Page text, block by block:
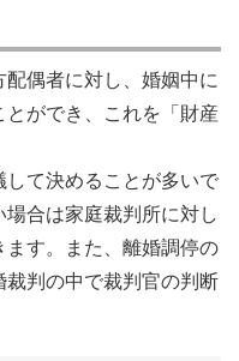
偶者に対し、婚姻中に
ができ、これを「財産
て決めることが多いで
合は家庭裁判所に対し
す。また、離婚調停の
判の中で裁判官の判断